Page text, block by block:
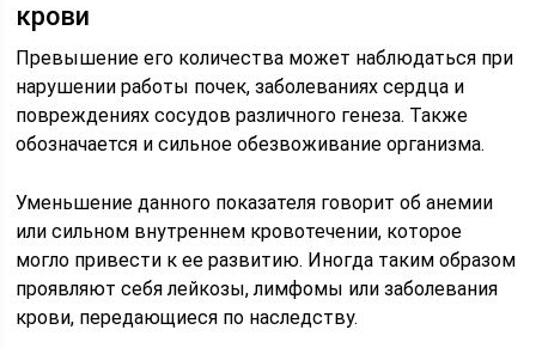
крови
Превышение его количества может наблюдаться при
нарушении работы почек, заболеваниях сердца и
повреждениях сосудов различного генеза. Также
обозначается и сильное обезвоживание организма.
Уменьшение данного показателя говорит об анемии
или сильном внутреннем кровотечении, которое
могло привести к ее развитию. Иногда таким образом
проявляют себя лейкозы, лимфомы или заболевания
крови, передающиеся по наследству.